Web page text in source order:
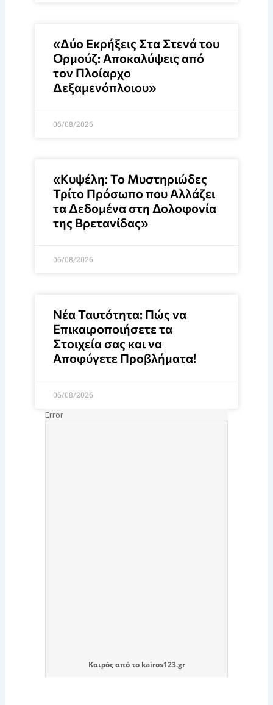
«Δύο Εκρήξεις Στα Στενά του
Ορμούζ: Αποκαλύψεις από
τον Πλοίαρχο
Δεξαμενόπλοιου»
06/08/2026
«Κυψέλη: Το Μυστηριώδες
Τρίτο Πρόσωπο που Αλλάζει
τα Δεδομένα στη Δολοφονία
της Βρετανίδας»
06/08/2026
Νέα Ταυτότητα: Πώς να
Επικαιροποιήσετε τα
Στοιχεία σας και να
Αποφύγετε Προβλήματα!
06/08/2026
Καιρόςαπό το kairos123.gr